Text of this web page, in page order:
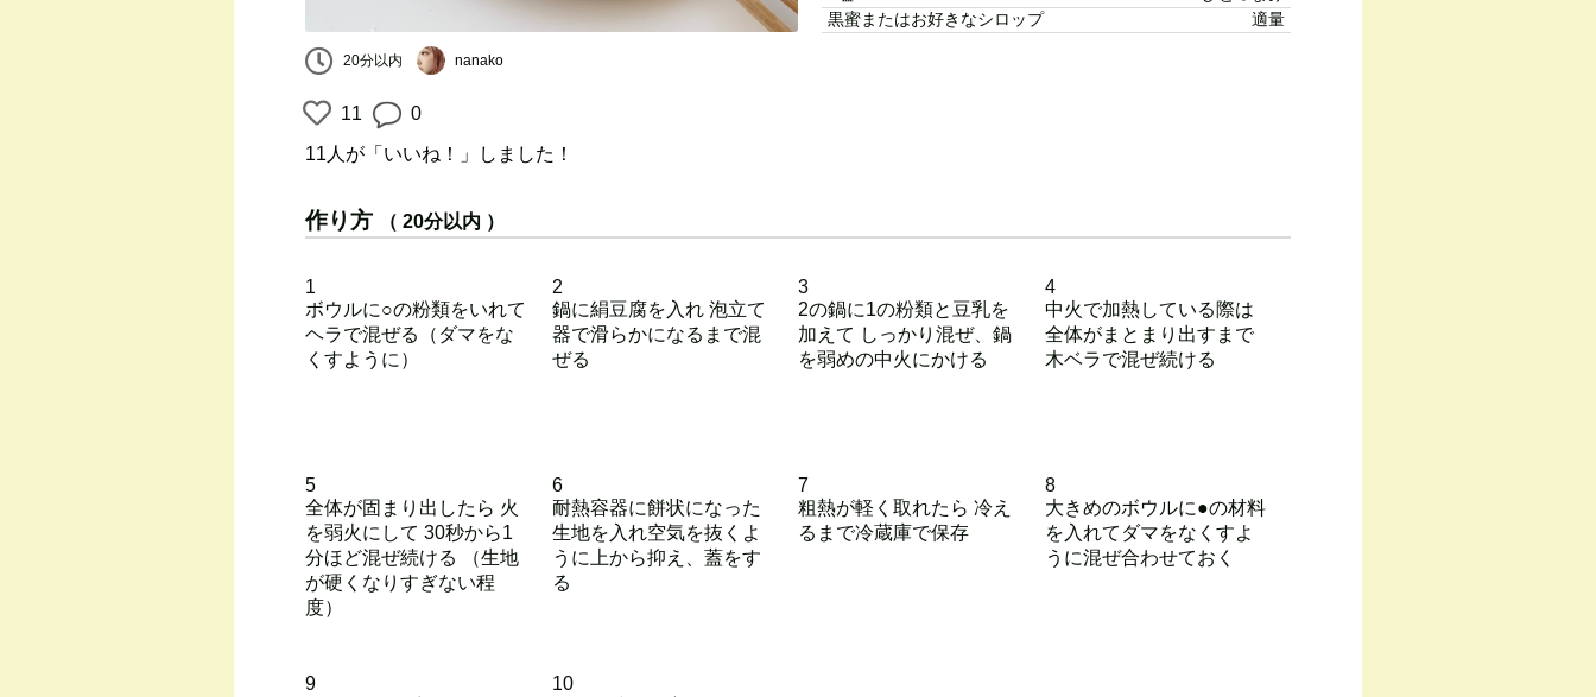
20分以内 nanako
11 0
11人 が「いいね！」しました！
黒蜜またはお好きなシロップ
適量
作り方 （ 20分以内 ）
1
ボウルに○の粉類をいれて
ヘラで混ぜる（ダマをな
くすように）
2
鍋に絹豆腐を入れ 泡立て
器で滑らかになるまで混
ぜる
3
2の鍋に1の粉類と豆乳を
加えて しっかり混ぜ、鍋
を弱めの中火にかける
4
中火で加熱している際は
全体がまとまり出すまで
木ベラで混ぜ続ける
5
全体が固まり出したら 火
を弱火にして 30秒から1
分ほど混ぜ続ける （生地
が硬くなりすぎない程
度）
6
耐熱容器に餅状になった
生地を入れ空気を抜くよ
うに上から抑え、蓋をす
る
7
粗熱が軽く取れたら 冷え
るまで冷蔵庫で保存
8
大きめのボウルに●の材料
を入れてダマをなくすよ
うに混ぜ合わせておく
9
10